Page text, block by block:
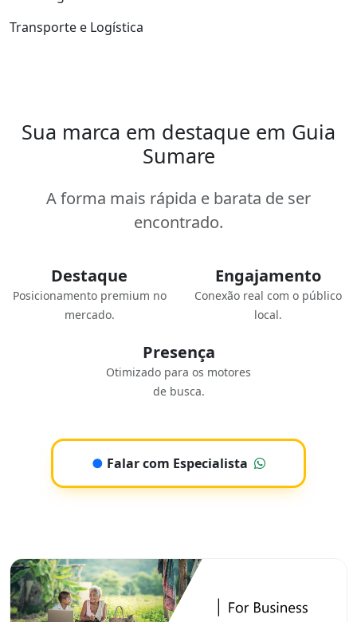
Transporte e Logística
Sua marca em destaque em Guia
Sumare
A forma mais rápida e barata de ser
encontrado.
Destaque
Posicionamento premium no
mercado.
Engajamento
Conexão real com o público
local.
Presença
Otimizado para os motores
de busca.
● Falar com Especialista